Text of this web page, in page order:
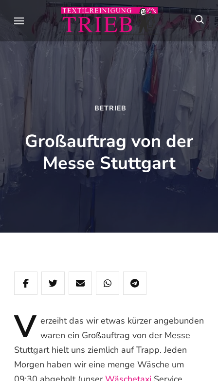
content
(Press
Trieb
Meisterhafte
Textilpflege seit
über 90 Jahren in
BETRIEB
Großauftrag von der
Messe Stuttgart
V erzeihtdas wir etwas kürzer angebunden
waren ein Großauftrag von der Messe
Stuttgart hielt uns ziemlich auf Trapp. Jeden
Morgen haben wir eine menge Wäsche um